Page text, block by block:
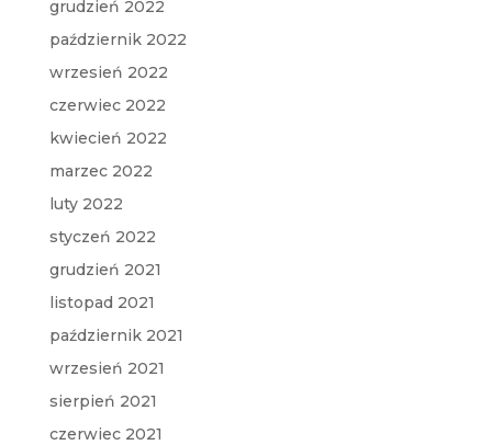
grudzień 2022
październik 2022
wrzesień 2022
czerwiec 2022
kwiecień 2022
marzec 2022
luty 2022
styczeń 2022
grudzień 2021
listopad 2021
październik 2021
wrzesień 2021
sierpień 2021
czerwiec 2021